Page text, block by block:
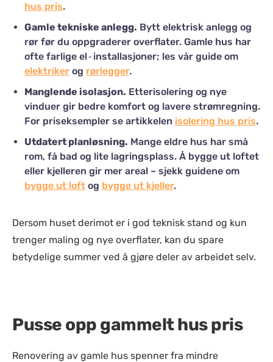
hus pris.
Gamle tekniske anlegg. Bytt elektrisk anlegg og
rør før du oppgraderer overflater. Gamle hus har
ofte farlige el‑installasjoner; les vår guide om
elektriker og rørlegger.
Manglende isolasjon. Etterisolering og nye
vinduer gir bedre komfort og lavere strømregning.
For priseksempler se artikkelen isolering hus pris.
Utdatert planløsning. Mange eldre hus har små
rom, få bad og lite lagringsplass. Å bygge ut loftet
eller kjelleren gir mer areal – sjekk guidene om
bygge ut loft og bygge ut kjeller.
Dersom huset derimot er i god teknisk stand og kun
trenger maling og nye overflater, kan du spare
betydelige summer ved å gjøre deler av arbeidet selv.
Pusse opp gammelt hus pris
Renovering av gamle hus spenner fra mindre